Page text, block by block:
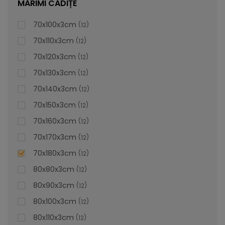
MĂRIMI CĂDIȚE
70x100x3cm 12
70x110x3cm 12
70x120x3cm 12
70x130x3cm 12
70x140x3cm 12
70x150x3cm 12
70x160x3cm 12
70x170x3cm 12
70x180x3cm 12
80x80x3cm 12
80x90x3cm 12
80x100x3cm 12
80x110x3cm 12